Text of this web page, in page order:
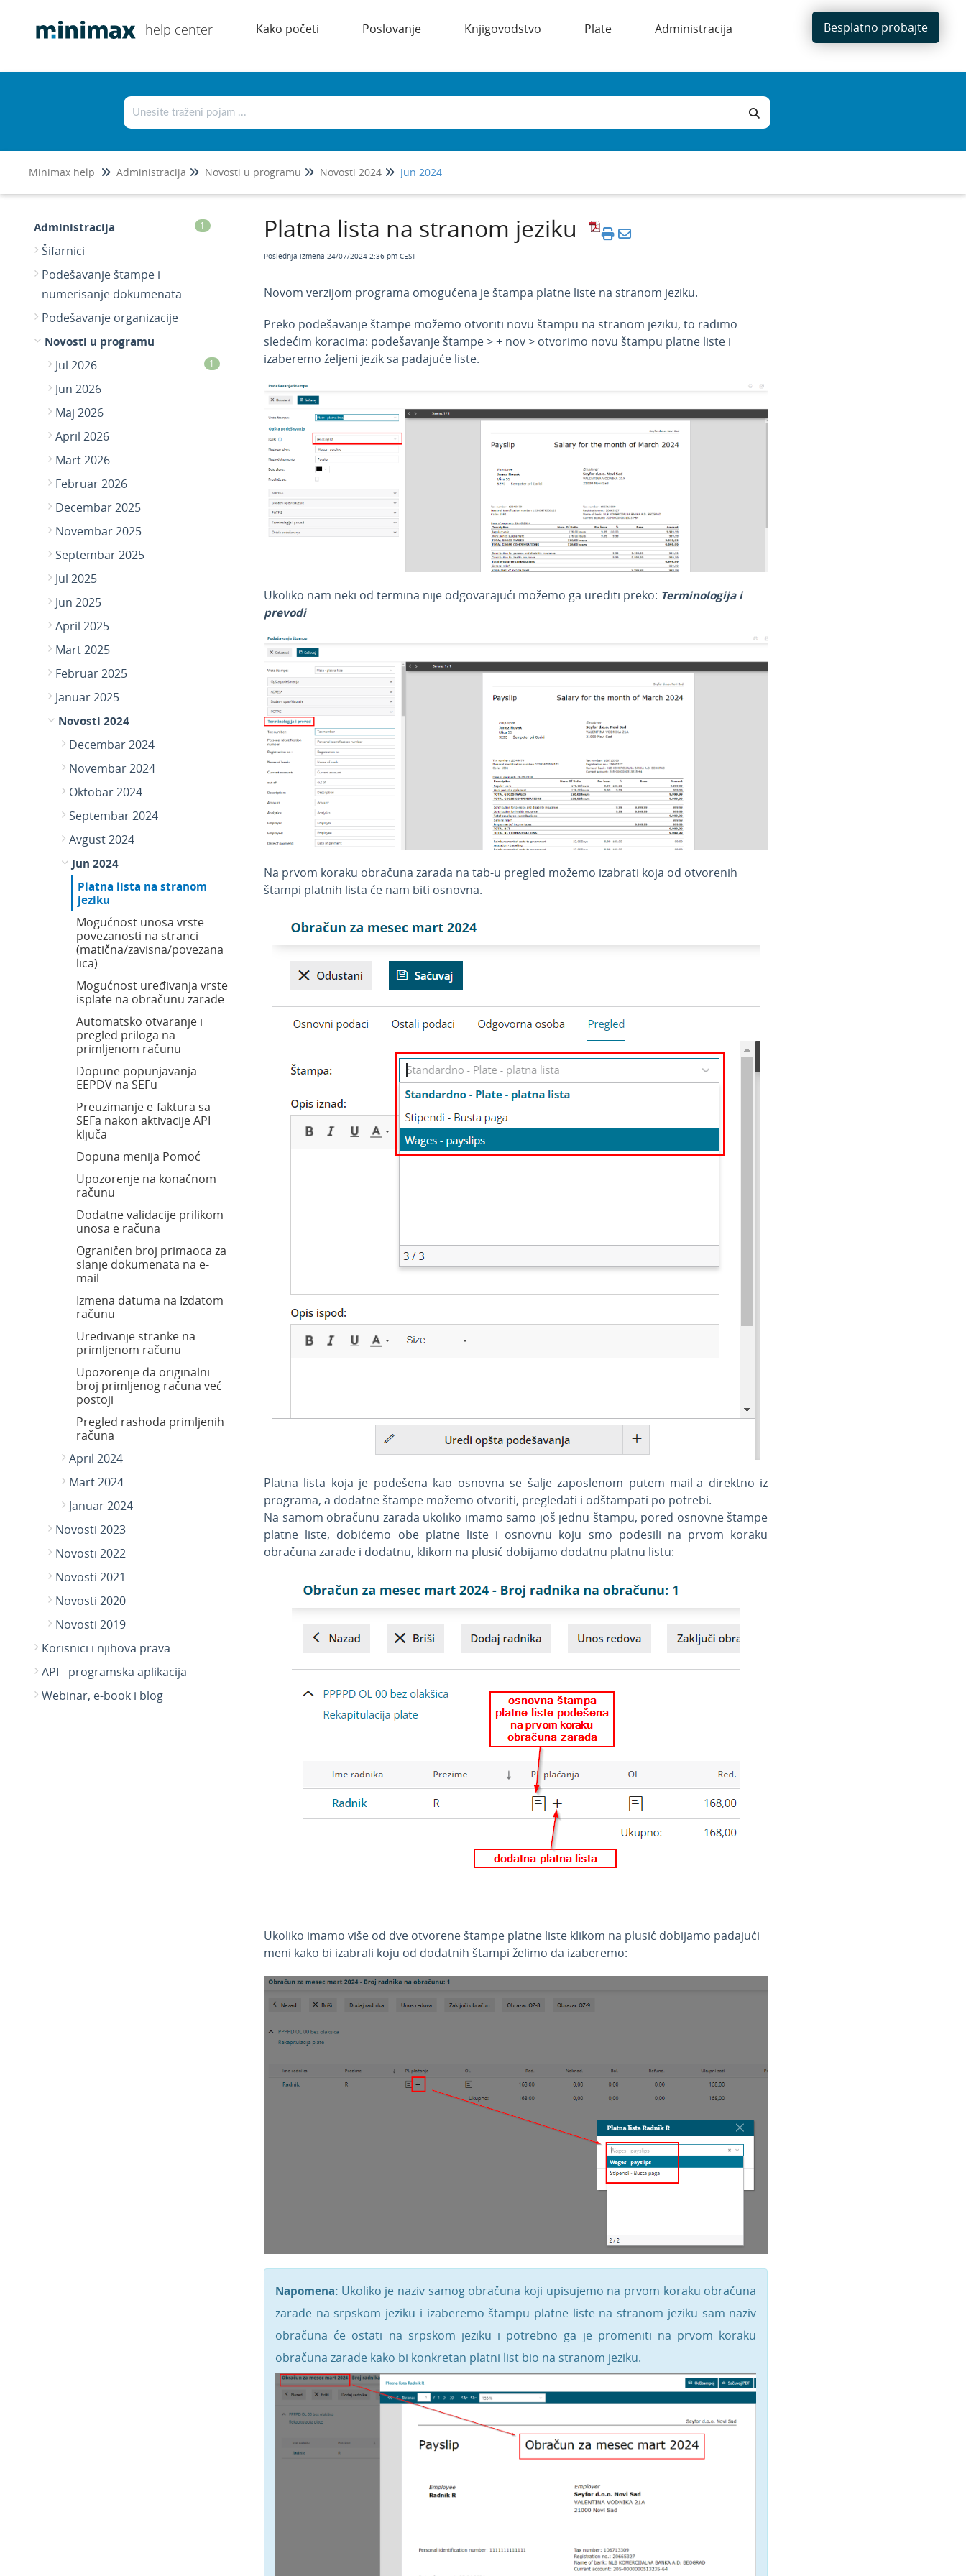
help center Kako početi Poslovanje Knjigovodstvo Plate Administracija Besplatno probajte
Minimax help Administracija Novosti u programu Novosti 2024 Jun 2024
Administracija 1
Šifarnici
Podešavanje štampe i
numerisanje dokumenata
Podešavanje organizacije
Novosti u programu
Jul 2026
1
Jun 2026
Maj 2026
April 2026
Mart 2026
Februar 2026
Decembar 2025
Novembar 2025
Septembar 2025
Jul 2025
Jun 2025
April 2025
Mart 2025
Februar 2025
Januar 2025
Novosti 2024
Decembar 2024
Novembar 2024
Oktobar 2024
Septembar 2024
Avgust 2024
Jun 2024
Platna lista na stranom
jeziku
Mogućnost unosa vrste
povezanosti na stranci
(matična/zavisna/povezana
lica)
Mogućnost uređivanja vrste
isplate na obračunu zarade
Automatsko otvaranje i
pregled priloga na
primljenom računu
Dopune popunjavanja
EEPDV na SEFu
Preuzimanje e-faktura sa
SEFa nakon aktivacije API
ključa
Dopuna menija Pomoć
Upozorenje na konačnom
računu
Dodatne validacije prilikom
unosa e računa
Ograničen broj primaoca za
slanje dokumenata na e-
mail
Izmena datuma na Izdatom
računu
Uređivanje stranke na
primljenom računu
Upozorenje da originalni
broj primljenog računa već
postoji
Pregled rashoda primljenih
računa
April 2024
Mart 2024
Januar 2024
Novosti 2023
Novosti 2022
Novosti 2021
Novosti 2020
Novosti 2019
Korisnici i njihova prava
API - programska aplikacija
Webinar, e-book i blog
Platna lista na stranom jeziku
Poslednja izmena 24/07/2024 2:36 pm CEST
Novom verzijom programa omogućena je štampa platne liste na stranom jeziku.
Preko podešavanje štampe možemo otvoriti novu štampu na stranom jeziku, to radimo
sledećim koracima: podešavanje štampe > + nov > otvorimo novu štampu platne liste i
izaberemo željeni jezik sa padajuće liste.
Ukoliko nam neki od termina nije odgovarajući možemo ga urediti preko: Terminologija i
prevodi
Na prvom koraku obračuna zarada na tab-u pregled možemo izabrati koja od otvorenih
štampi platnih lista će nam biti osnovna.
Platna lista koja je podešena kao osnovna se šalje zaposlenom putem mail-a direktno iz
programa, a dodatne štampe možemo otvoriti, pregledati i odštampati po potrebi.
Na samom obračunu zarada ukoliko imamo samo još jednu štampu, pored osnovne štampe
platne liste, dobićemo obe platne liste i osnovnu koju smo podesili na prvom koraku
obračuna zarade i dodatnu, klikom na plusić dobijamo dodatnu platnu listu:
Ukoliko imamo više od dve otvorene štampe platne liste klikom na plusić dobijamo padajući
meni kako bi izabrali koju od dodatnih štampi želimo da izaberemo:
Napomena: Ukoliko je naziv samog obračuna koji upisujemo na prvom koraku obračuna
zarade na srpskom jeziku i izaberemo štampu platne liste na stranom jeziku sam naziv
obračuna će ostati na srpskom jeziku i potrebno ga je promeniti na prvom koraku
obračuna zarade kako bi konkretan platni list bio na stranom jeziku.